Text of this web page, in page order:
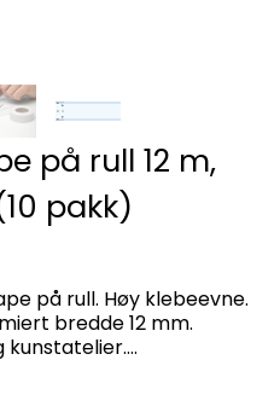
på rull 12 m,
pakk)
på rull. Høy klebeevne.
bredde 12 mm.
kunstatelier.
Tapen kan rives, saks